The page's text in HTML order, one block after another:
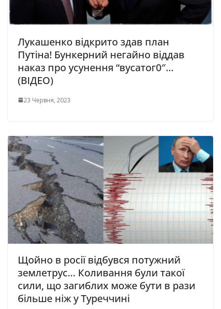
Лукашенко відкрито здав план
Путіна! Бункерний негайно віддав
наказ про усунення “вусатог0″…
(ВІДЕО)
23 Червня, 2023
Щойно в росії відбувся потужний
землетрус… Коливання були такої
сили, що загиблих може бути в рази
більше ніж у Туреччині